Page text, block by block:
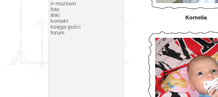
e-muzeum
foto
linki
kontakt
księga gości
forum